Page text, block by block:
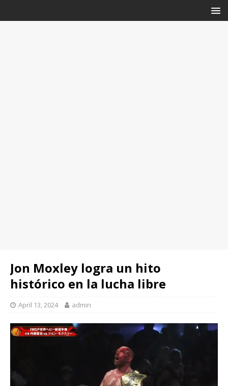
Jon Moxley logra un hito
histórico en la lucha libre
April 13, 2024 admin